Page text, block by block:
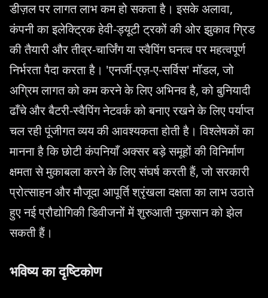
डीज़ल पर लागत लाभ कम हो सकता है। इसके अलावा,
कंपनी का इलेक्ट्रिक हेवी-ड्यूटी ट्रकों की ओर झुकाव ग्रिड
की तैयारी और तीव्र-चार्जिंग या स्वैपिंग घनत्व पर महत्वपूर्ण
निर्भरता पैदा करता है। 'एनर्जी-एज़-ए-सर्विस' मॉडल, जो
अग्रिम लागत को कम करने के लिए अभिनव है, को बुनियादी
ढाँचे और बैटरी-स्वैपिंग नेटवर्क को बनाए रखने के लिए पर्याप्त
चल रही पूंजीगत व्यय की आवश्यकता होती है। विश्लेषकों का
मानना है कि छोटी कंपनियाँ अक्सर बड़े समूहों की विनिर्माण
क्षमता से मुकाबला करने के लिए संघर्ष करती हैं, जो सरकारी
प्रोत्साहन और मौजूदा आपूर्ति श्रृंखला दक्षता का लाभ उठाते
हुए नई प्रौद्योगिकी डिवीजनों में शुरुआती नुकसान को झेल
सकती हैं।
भविष्य का दृष्टिकोण